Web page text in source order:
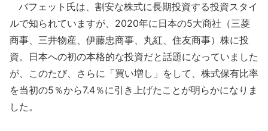
バフェット氏は、割安な株式に長期投資する投資スタイ
ルで知られていますが、2020年に日本の5大商社（三菱
商事、三井物産、伊藤忠商事、丸紅、住友商事）株に投
資。日本への初の本格的な投資だと話題になっていました
が、このたび、さらに「買い増し」をして、株式保有比率
を当初の5％から7.4％に引き上げたことが明らかになりま
した。